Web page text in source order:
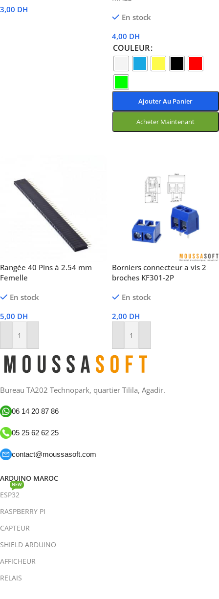
3,00 DH
En stock
4,00 DH
COULEUR
Ajouter Au Panier
Acheter Maintenant
Rangée 40 Pins à 2.54 mm
Femelle
En stock
5,00 DH
Ajouter Au Panier
Borniers connecteur a vis 2
broches KF301-2P
En stock
2,00 DH
Ajouter Au Panier
Bureau TA202 Technopark, quartier Tilila, Agadir.
06 14 20 87 86
05 25 62 62 25
contact@moussasoft.com
ARDUINO MAROC
ESP32
NEW
RASPBERRY PI
CAPTEUR
SHIELD ARDUINO
AFFICHEUR
RELAIS